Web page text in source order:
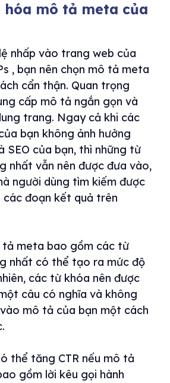
hóa mô tả meta của
nhấp vào trang web của
, bạn nên chọn mô tả meta
cẩn thận. Quan trọng
cấp mô tả ngắn gọn và
trang. Ngay cả khi các
bạn không ảnh hưởng
SEO của bạn, thì những từ
nhất vẫn nên được đưa vào,
người dùng tìm kiếm được
đoạn kết quả trên
tả meta bao gồm các từ
nhất có thể tạo ra mức độ
các từ khóa nên được
câu có nghĩa và không
mô tả của bạn một cách
thể tăng CTR nếu mô tả
gồm lời kêu gọi hành